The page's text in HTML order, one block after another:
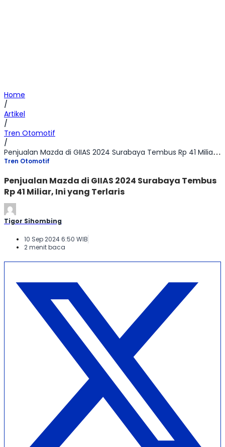
Home
/
Artikel
/
Tren Otomotif
/
Penjualan Mazda di GIIAS 2024 Surabaya Tembus Rp 41 Miliar, Ini yang Terlaris
Tren Otomotif
Penjualan Mazda di GIIAS 2024 Surabaya Tembus
Rp 41 Miliar, Ini yang Terlaris
Tigor Sihombing
10 Sep 2024 6:50 WIB
2 menit baca